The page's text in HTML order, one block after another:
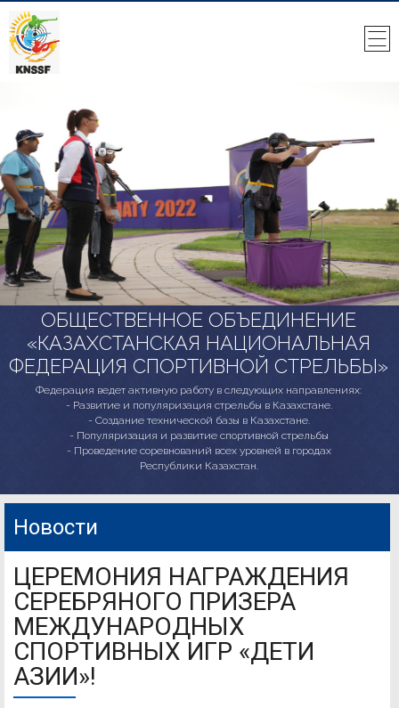
ОБЩЕСТВЕННОЕ ОБЪЕДИНЕНИЕ
«КАЗАХСТАНСКАЯ НАЦИОНАЛЬНАЯ
ФЕДЕРАЦИЯ СПОРТИВНОЙ СТРЕЛЬБЫ»
Федерация ведет активную работу в следующих направлениях:
- Развитие и популяризация стрельбы в Казахстане.
- Создание технической базы в Казахстане.
- Популяризация и развитие спортивной стрельбы
- Проведение соревнований всех уровней в городах
Республики Казахстан.
Новости
ЦЕРЕМОНИЯ НАГРАЖДЕНИЯ
СЕРЕБРЯНОГО ПРИЗЕРА
МЕЖДУНАРОДНЫХ
СПОРТИВНЫХ ИГР «ДЕТИ
АЗИИ»!